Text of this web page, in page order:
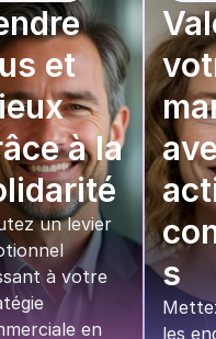
et
à la
un levier
à votre
en
s
les